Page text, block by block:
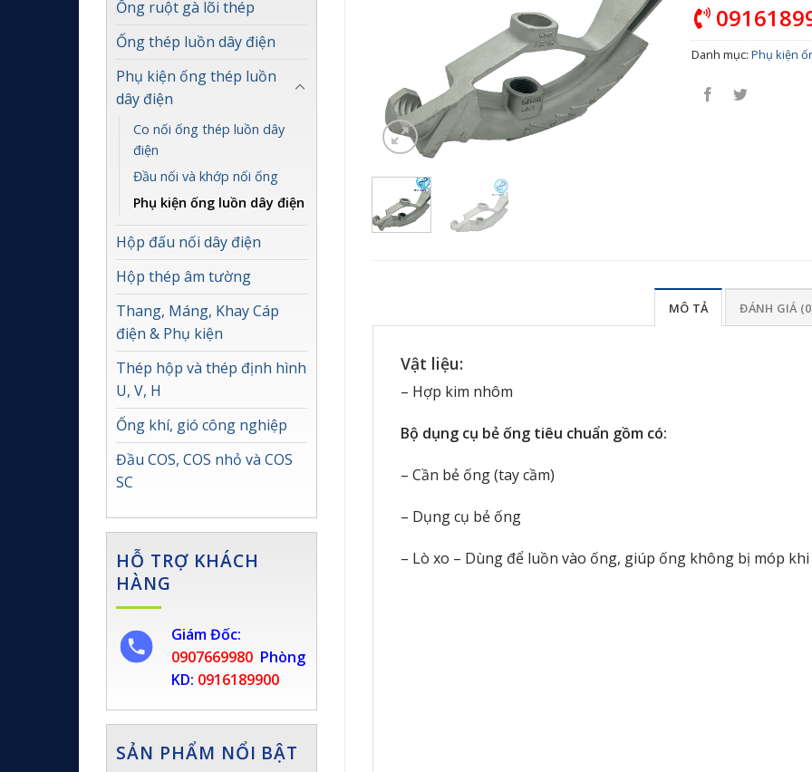
Ống ruột gà lõi thép
Ống thép luồn dây điện
Phụ kiện ống thép luồn
dây điện
Co nối ống thép luồn dây
điện
Đầu nối và khớp nối ống
Phụ kiện ống luồn dây điện
Hộp đấu nối dây điện
Hộp thép âm tường
Thang, Máng, Khay Cáp
điện & Phụ kiện
Thép hộp và thép định hình
U, V, H
Ống khí, gió công nghiệp
Đầu COS, COS nhỏ và COS
SC
HỖ TRỢ KHÁCH
HÀNG
Giám Đốc:
0907669980 Phòng
KD: 0916189900
SẢN PHẨM NỔI BẬT
Danh mục:Phụ kiện
MÔ TẢ ĐÁNH GIÁ
Vật liệu:
– Hợp kim nhôm
Bộ dụng cụ bẻ ống tiêu chuẩn gồm có:
– Cần bẻ ống (tay cầm)
– Dụng cụ bẻ ống
– Lò xo – Dùng để luồn vào ống, giúp ống không bị móp khi